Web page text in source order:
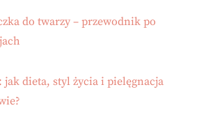
do twarzy – przewodnik po
jak dieta, styl życia i pielęgnacja